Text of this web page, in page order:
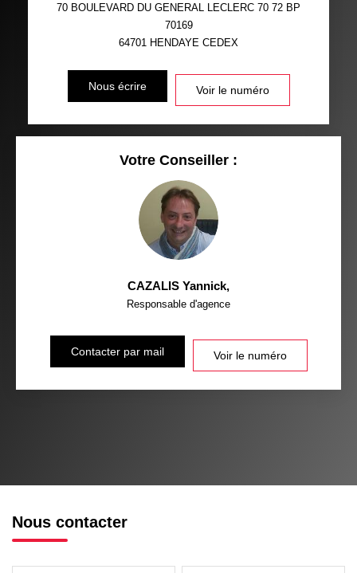
70 BOULEVARD DU GENERAL LECLERC 70 72 BP
70169
64701 HENDAYE CEDEX
Nous écrire Voir le numéro
Votre Conseiller :
CAZALIS Yannick,
Responsable d'agence
Contacter par mail Voir le numéro
Nous contacter